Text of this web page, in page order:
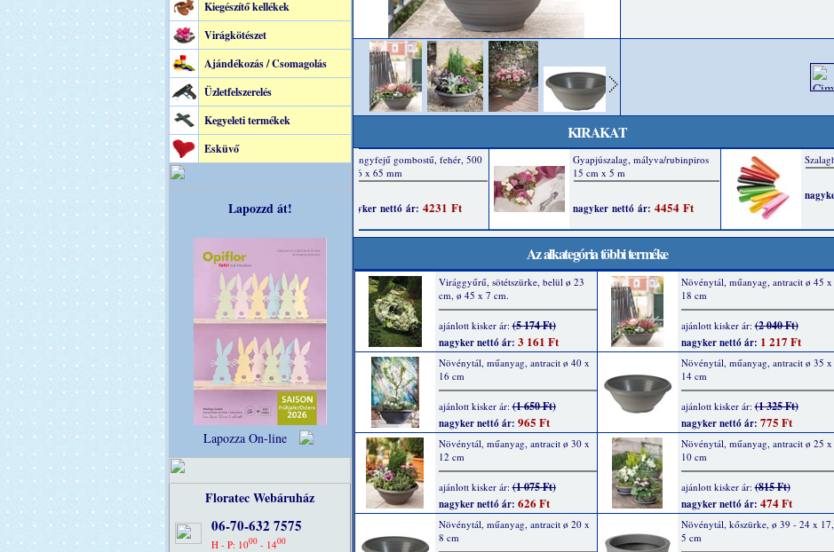
Kiegészítő kellékek
Virágkötészet
Ajándékozás / Csomagolás
Üzletfelszerelés
Kegyeleti termékek
Esküvő
Lapozzd át!
Lapozza On-line
Floratec Webáruház
06-70-632 7575
H - P: 1000 - 1400
KIRAKAT
Az alkategória többi terméke
Virággyűrű, sötétszürke, belül ø 23
cm, ø 45 x 7 cm.
ajánlott kisker ár:(5 174 Ft)
nagyker nettó ár: 3 161 Ft
Növénytál, műanyag, antracit ø 45 x
18 cm
ajánlott kisker ár:(2 040 Ft)
nagyker nettó ár: 1 217 Ft
Növénytál, műanyag, antracit ø 40 x
16 cm
ajánlott kisker ár:(1 650 Ft)
nagyker nettó ár: 965 Ft
Növénytál, műanyag, antracit ø 35 x
14 cm
ajánlott kisker ár:(1 325 Ft)
nagyker nettó ár: 775 Ft
Növénytál, műanyag, antracit ø 30 x
12 cm
ajánlott kisker ár:(1 075 Ft)
nagyker nettó ár: 626 Ft
Növénytál, műanyag, antracit ø 25 x
10 cm
ajánlott kisker ár:(815 Ft)
nagyker nettó ár: 474 Ft
Növénytál, műanyag, antracit ø 20 x
8 cm
Növénytál, kőszürke, ø 39 - 24 x 17,
5 cm